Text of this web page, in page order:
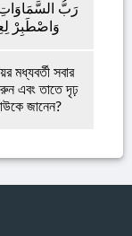
رَبُّ السَّمَاوَاتِ
وَاصْطَبِرْ
মধ্যবর্তী সবার
এবং তাতে দৃঢ়
জানেন?